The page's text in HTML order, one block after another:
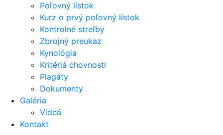
Poľovný lístok
Kurz o prvý poľovný lístok
Kontrolné streľby
Zbrojný preukaz
Kynológia
Kritériá chovnosti
Plagáty
Dokumenty
Galéria
Videá
Kontakt